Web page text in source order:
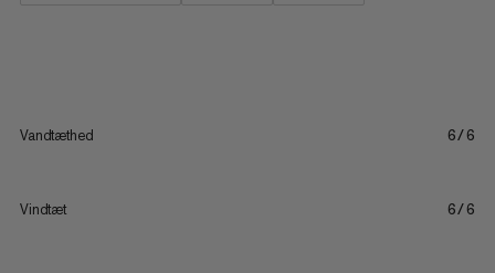
Vandtæthed 6/6
Vindtæt 6/6